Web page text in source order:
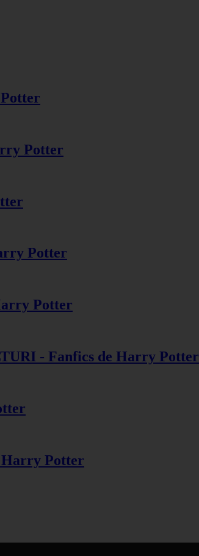
Potter
Potter
Potter
- Fanfics de Harry Potter
Harry Potter